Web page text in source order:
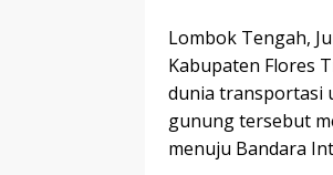
Lombok Tengah,
Kabupaten Flores
dunia transportasi
gunung tersebut
menuju Bandara